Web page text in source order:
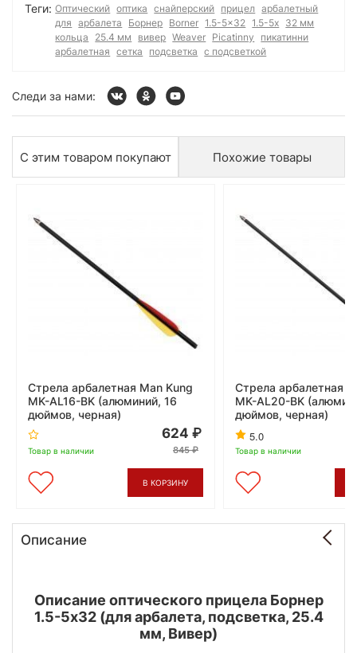
Теги: Оптический оптика снайперский прицел
арбалетный
для
арбалета Борнер Borner 1.5-5x32 1.5-5x 32 мм
кольца
25.4 мм вивер Weaver Picatinny
пикатинни
арбалетная
сетка подсветка с подсветкой
Следи за нами:
С этим товаром покупают Похожие товары
Стрела арбалетная Man Kung
MK-AL16-BK (алюминий, 16
дюймов, черная)
Товар в наличии
624
845
В КОРЗИНУ
Стрела арбалетная
MK-AL20-BK
дюймов, черная)
5.0
Товар в наличии
Описание
Описание оптического прицела Борнер
1.5-5х32 (для арбалета, подсветка, 25.4
мм, Вивер)